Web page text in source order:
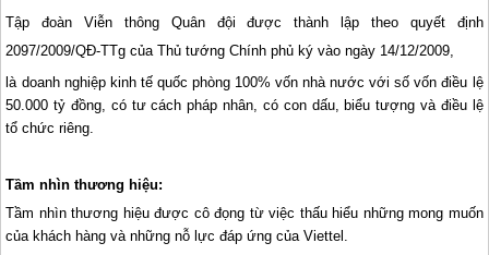
Tập đoàn Viễn thông Quân đội được thành lập theo quyết định
2097/2009/QĐ-TTg của Thủ tướng Chính phủ ký vào ngày 14/12/2009,
là doanh nghiệp kinh tế quốc phòng 100% vốn nhà nước với số vốn điều lệ
50.000 tỷ đồng, có tư cách pháp nhân, có con dấu, biểu tượng và điều lệ
tổ chức riêng.
Tầm nhìn thương hiệu:
Tầm nhìn thương hiệu được cô đọng từ việc thấu hiểu những mong muốn
của khách hàng và những nỗ lực đáp ứng của Viettel.